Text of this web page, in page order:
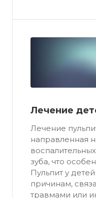
Лечение
Лечение
направленная
зуба, что
Пульпит у
причинам,
травмами или